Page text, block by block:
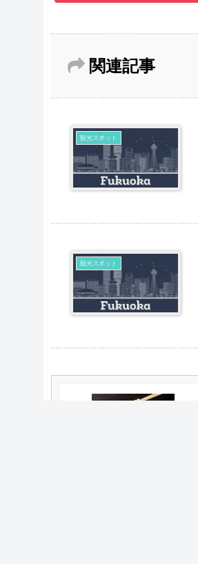
関連記事
観光スポット
観光スポット